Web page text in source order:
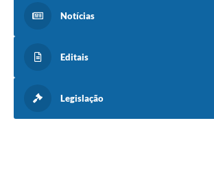
Notícias
Editais
Legislação